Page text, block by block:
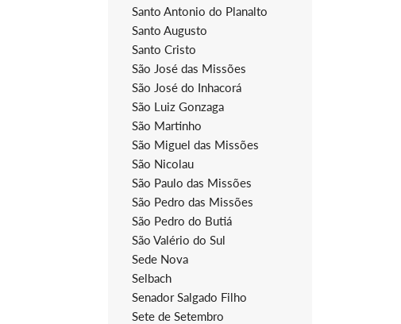
Santo Antonio do Planalto
Santo Augusto
Santo Cristo
São José das Missões
São José do Inhacorá
São Luiz Gonzaga
São Martinho
São Miguel das Missões
São Nicolau
São Paulo das Missões
São Pedro das Missões
São Pedro do Butiá
São Valério do Sul
Sede Nova
Selbach
Senador Salgado Filho
Sete de Setembro